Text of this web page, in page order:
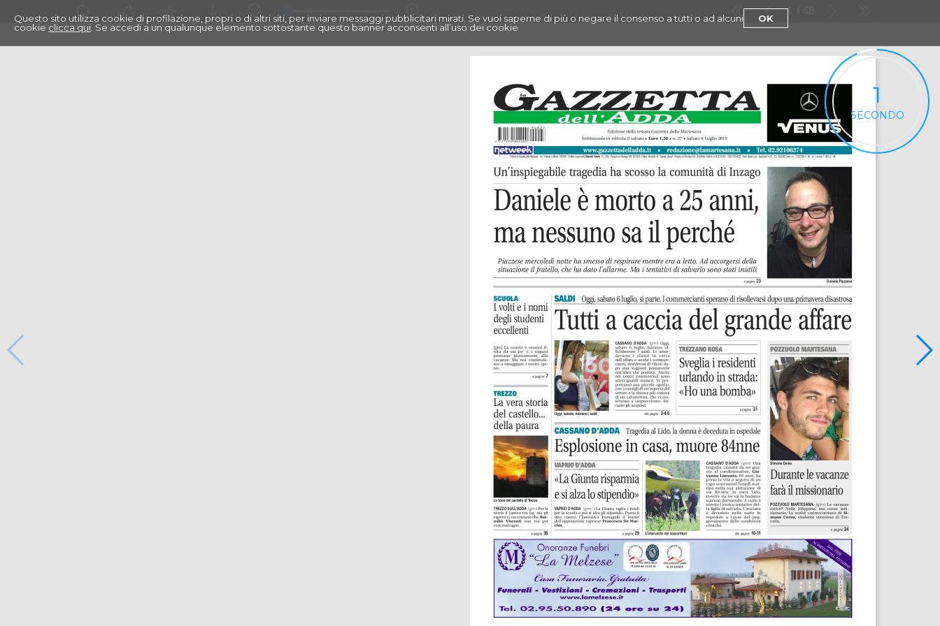
Questo sito utilizza cookie di profilazione, propri o di altri siti, per inviare messaggi pubblicitari mirati. Se vuoi saperne di più o negare il consenso a tutti o ad alcuni
cookie clicca qui . Se accedi a un qualunque elemento sottostante questo banner acconsenti all’uso dei cookie
OK
1
1
SECONDO